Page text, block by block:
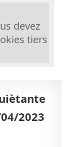
devez
tiers
2023